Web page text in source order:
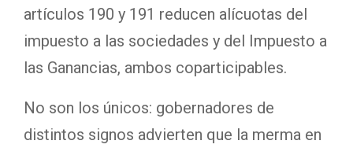
artículos 190 y 191 reducen alícuotas del
impuesto a las sociedades y del Impuesto a
las Ganancias, ambos coparticipables.
No son los únicos: gobernadores de
distintos signos advierten que la merma en